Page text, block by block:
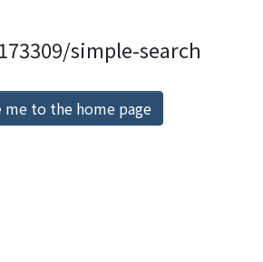
simple-search
me to the home page